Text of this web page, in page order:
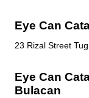
Eye Can
23 Rizal Street
Eye Can
Bulacan